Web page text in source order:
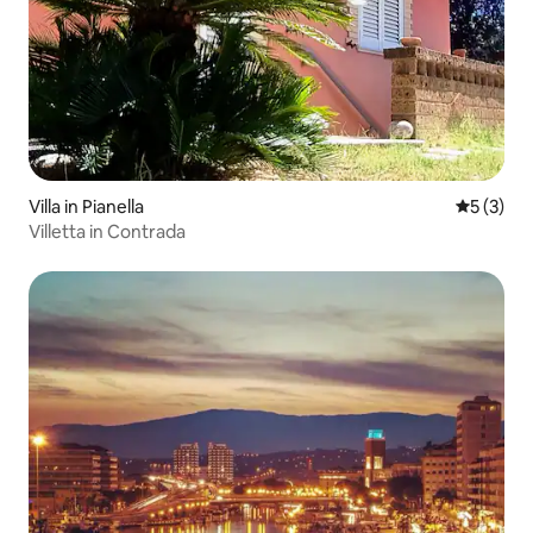
Villa in Pianella
5 (3)
Villetta in Contrada